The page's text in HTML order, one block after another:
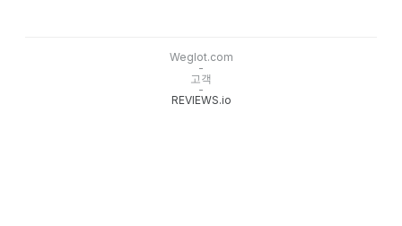
Weglot.com
-
고객
-
REVIEWS.io